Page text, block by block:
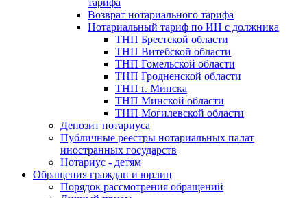
тарифа
Возврат нотариального тарифа
Нотариальный тариф по ИН с должника
ТНП Брестской области
ТНП Витебской области
ТНП Гомельской области
ТНП Гродненской области
ТНП г. Минска
ТНП Минской области
ТНП Могилевской области
Депозит нотариуса
Публичные реестры нотариальных палат
иностранных государств
Нотариус - детям
Обращения граждан и юрлиц
Порядок рассмотрения обращений